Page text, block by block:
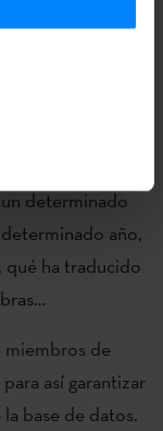
traductores o
determinado
año,
qué ha traducido
miembros de
para así garantizar
base de datos.